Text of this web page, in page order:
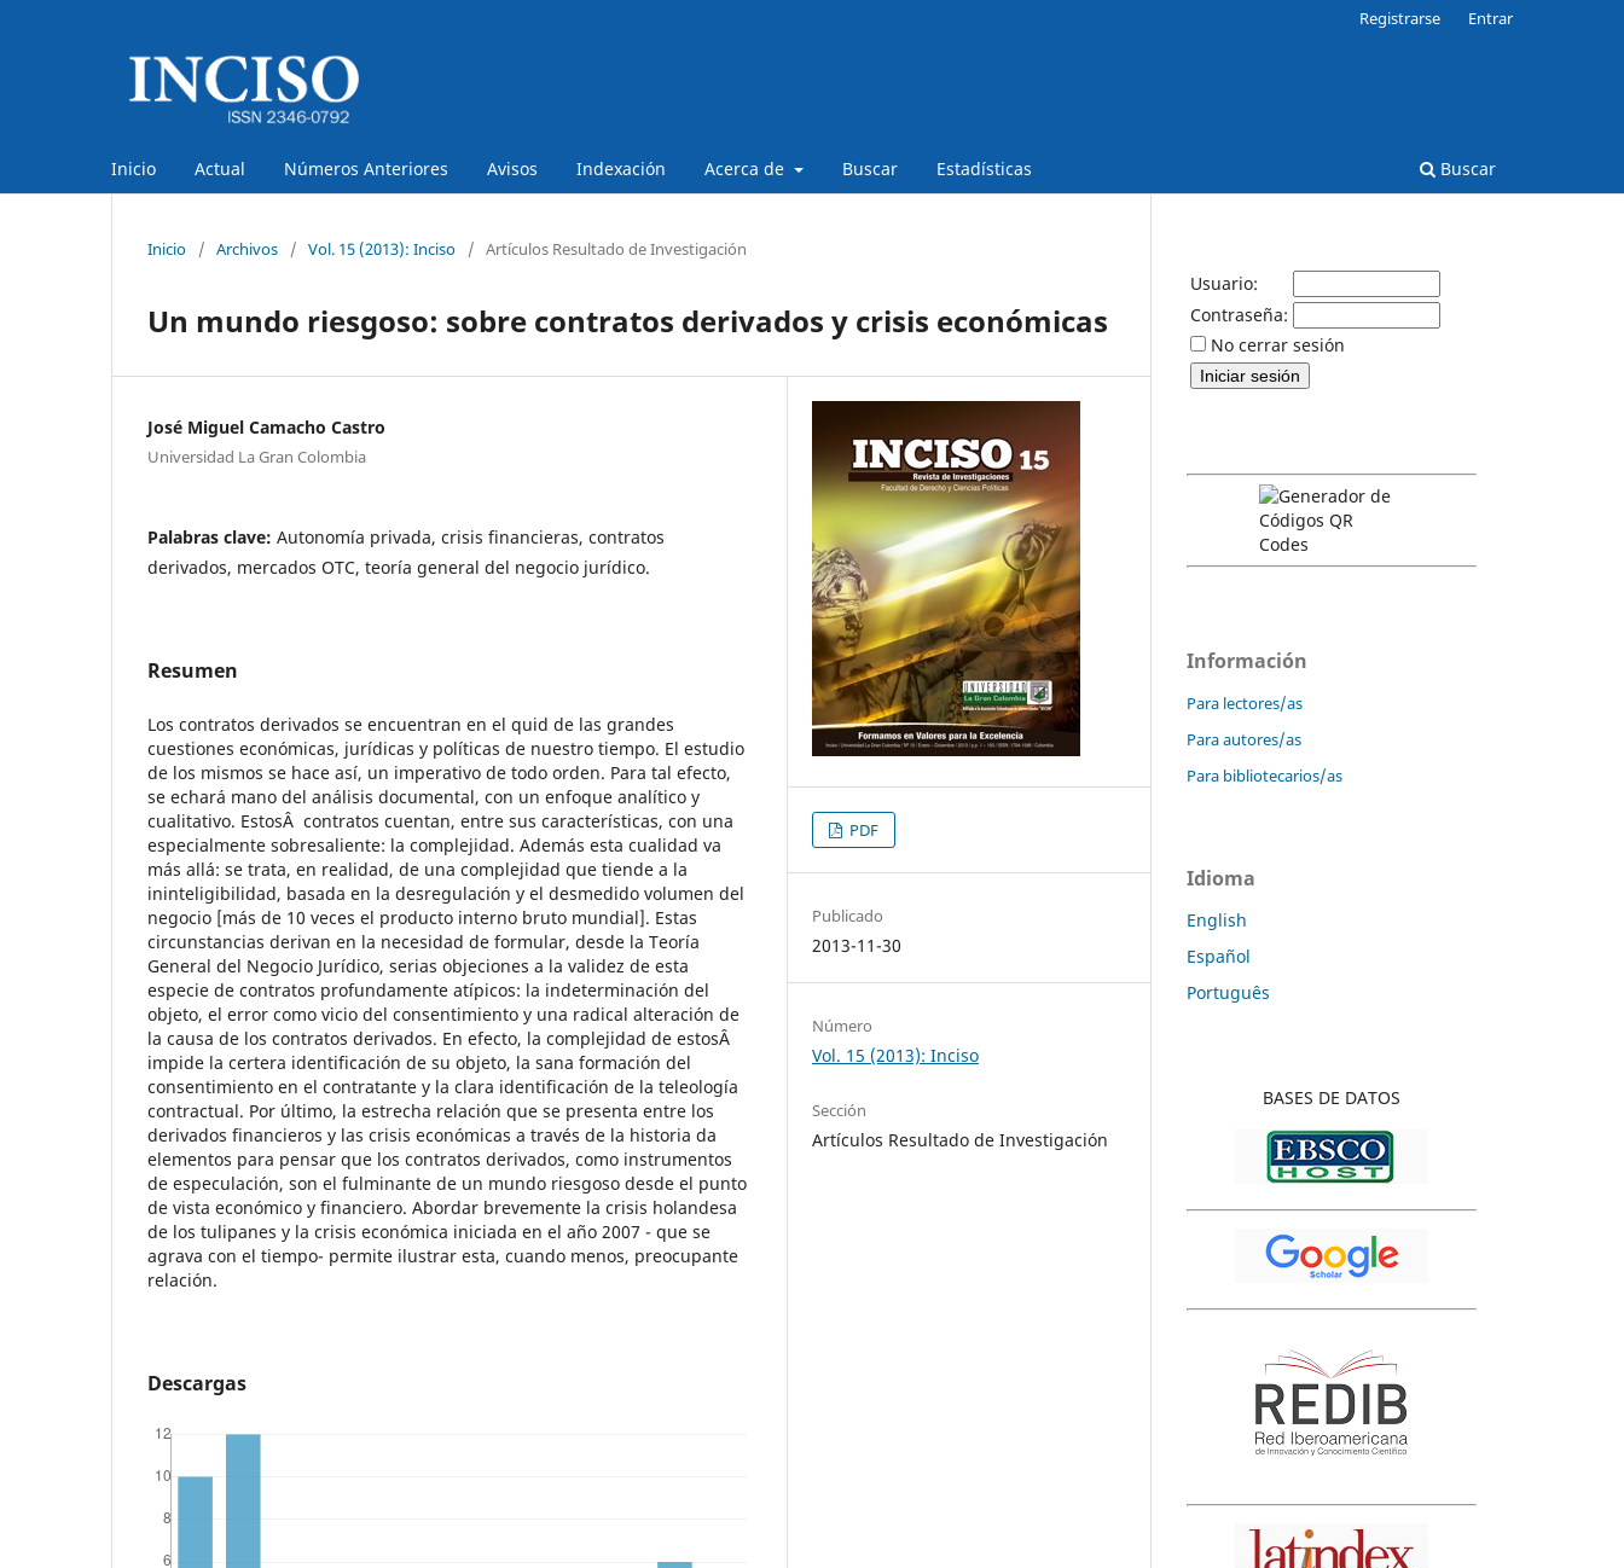
Inicio Actual Números Anteriores Avisos Indexación Acerca de Buscar Estadísticas Buscar
Registrarse Entrar
Inicio / Archivos / Vol. 15 (2013): Inciso / Artículos Resultado de Investigación
Un mundo riesgoso: sobre contratos derivados y crisis económicas
José Miguel Camacho Castro
Universidad La Gran Colombia
Palabras clave: Autonomía privada, crisis financieras, contratos
derivados, mercados OTC, teoría general del negocio jurídico.
Resumen
Los contratos derivados se encuentran en el quid de las grandes
cuestiones económicas, jurídicas y políticas de nuestro tiempo. El estudio
de los mismos se hace así, un imperativo de todo orden. Para tal efecto,
se echará mano del análisis documental, con un enfoque analítico y
cualitativo. EstosÂ contratos cuentan, entre sus características, con una
especialmente sobresaliente: la complejidad. Además esta cualidad va
más allá: se trata, en realidad, de una complejidad que tiende a la
ininteligibilidad, basada en la desregulación y el desmedido volumen del
negocio [más de 10 veces el producto interno bruto mundial]. Estas
circunstancias derivan en la necesidad de formular, desde la Teoría
General del Negocio Jurídico, serias objeciones a la validez de esta
especie de contratos profundamente atípicos: la indeterminación del
objeto, el error como vicio del consentimiento y una radical alteración de
la causa de los contratos derivados. En efecto, la complejidad de estosÂ
impide la certera identificación de su objeto, la sana formación del
consentimiento en el contratante y la clara identificación de la teleología
contractual. Por último, la estrecha relación que se presenta entre los
derivados financieros y las crisis económicas a través de la historia da
elementos para pensar que los contratos derivados, como instrumentos
de especulación, son el fulminante de un mundo riesgoso desde el punto
de vista económico y financiero. Abordar brevemente la crisis holandesa
de los tulipanes y la crisis económica iniciada en el año 2007 - que se
agrava con el tiempo- permite ilustrar esta, cuando menos, preocupante
relación.
Descargas
PDF
Publicado
2013-11-30
Número
Vol. 15 (2013): Inciso
Sección
Artículos Resultado de Investigación
Usuario:
Contraseña:
No cerrar sesión
Información
Para lectores/as
Para autores/as
Para bibliotecarios/as
Idioma
English
Español
Português
BASES DE DATOS